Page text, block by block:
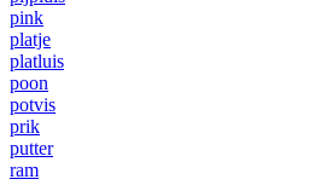
pink
platje
platluis
poon
potvis
prik
putter
ram